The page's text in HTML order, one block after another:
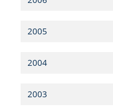
2005
2004
2003